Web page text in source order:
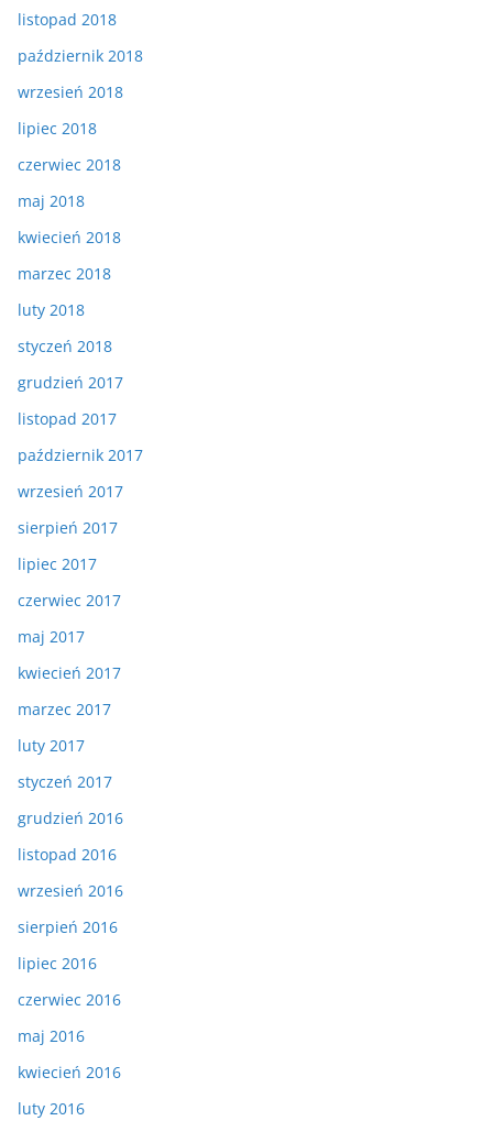
listopad 2018
październik 2018
wrzesień 2018
lipiec 2018
czerwiec 2018
maj 2018
kwiecień 2018
marzec 2018
luty 2018
styczeń 2018
grudzień 2017
listopad 2017
październik 2017
wrzesień 2017
sierpień 2017
lipiec 2017
czerwiec 2017
maj 2017
kwiecień 2017
marzec 2017
luty 2017
styczeń 2017
grudzień 2016
listopad 2016
wrzesień 2016
sierpień 2016
lipiec 2016
czerwiec 2016
maj 2016
kwiecień 2016
luty 2016